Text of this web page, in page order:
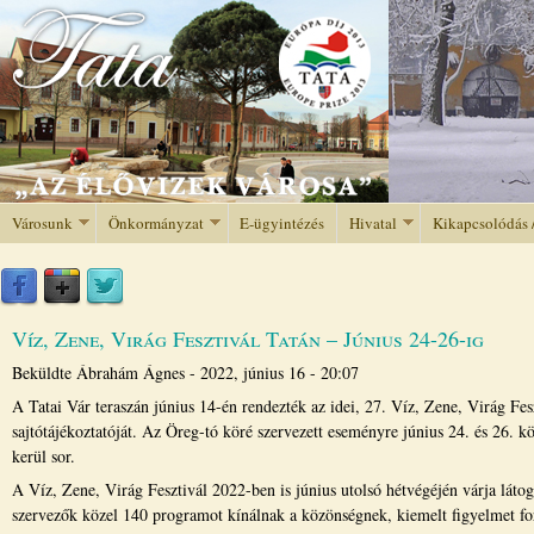
Jump to navigation
Városunk Önkormányzat E-ügyintézés Hivatal Kikapcsolódás
Víz, Zene, Virág Fesztivál Tatán – Június 24-26-ig
Beküldte Ábrahám Ágnes - 2022, június 16 - 20:07
A Tatai Vár teraszán június 14-én rendezték az idei, 27. Víz, Zene, Virág
sajtótájékoztatóját. Az Öreg-tó köré szervezett eseményre június 24. és 26.
kerül sor.
A Víz, Zene, Virág Fesztivál 2022-ben is június utolsó hétvégéjén várja
szervezők közel 140 programot kínálnak a közönségnek, kiemelt figyelmet